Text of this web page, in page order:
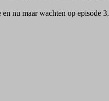
nu maar wachten op episode 3.